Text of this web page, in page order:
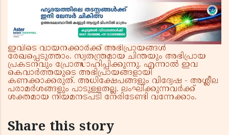
ഇവിടെ വായനക്കാർക്ക് അഭിപ്രായങ്ങൾ
രേഖപ്പെടുത്താം. സ്വതന്ത്രമായ ചിന്തയും അഭിപ്രായ
പ്രകടനവും പ്രോത്സാഹിപ്പിക്കുന്നു. എന്നാൽ ഇവ
കെവാർത്തയുടെ അഭിപ്രായങ്ങളായി
കണക്കാക്കരുത്. അധിക്ഷേപങ്ങളും വിദ്വേഷ - അശ്ലീല
പരാമർശങ്ങളും പാടുള്ളതല്ല. ലംഘിക്കുന്നവർക്ക്
ശക്തമായ നിയമനടപടി നേരിടേണ്ടി വന്നേക്കാം.
Share this story